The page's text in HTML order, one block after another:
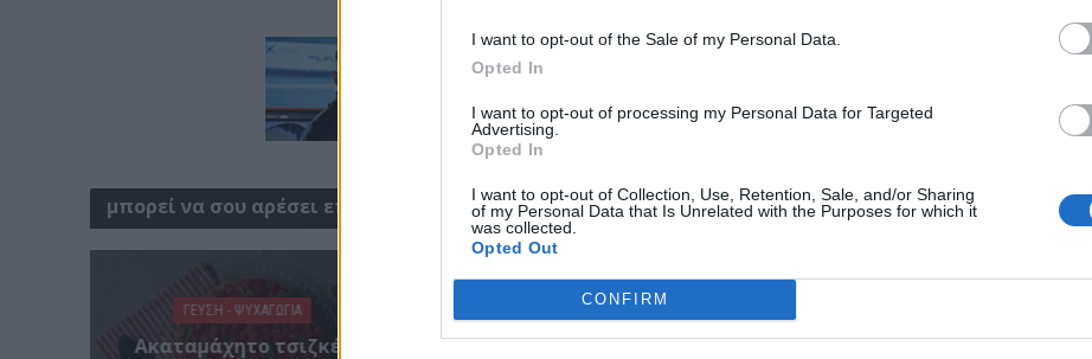
I want to opt-out of the Sale of my Personal Data.
Opted In
I want to opt-out of processing my Personal Data for Targeted
Advertising.
Opted In
I want to opt-out of Collection, Use, Retention, Sale, and/or Sharing
of my Personal Data that Is Unrelated with the Purposes for which it
was collected.
Opted Out
CONFIRM
μπορεί να σου αρέσει επίσης
ΓΕΎΣΗ - ΨΥΧΑΓΩΓΊΑ
Ακαταμάχητο τσιζκέικ
ΚΡΗΤΗ
Κρήτη: Απανωτά
περιστατικά μέθης – Στο
Κίσαμος: Σύλληψη 32χρονου